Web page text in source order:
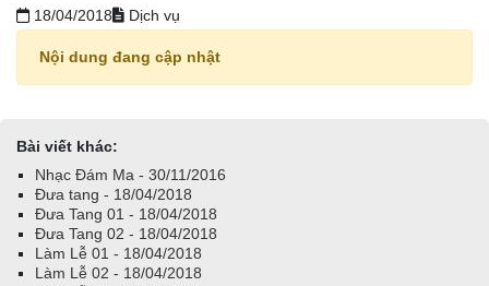
18/04/2018 Dịch vụ
Nội dung đang cập nhật
Bài viết khác:
Nhạc Đám Ma - 30/11/2016
Đưa tang - 18/04/2018
Đưa Tang 01 - 18/04/2018
Đưa Tang 02 - 18/04/2018
Làm Lễ 01 - 18/04/2018
Làm Lễ 02 - 18/04/2018